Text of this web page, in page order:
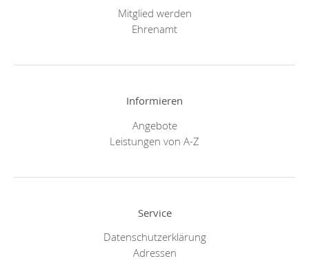
Mitglied werden
Ehrenamt
Informieren
Angebote
Leistungen von A-Z
Service
Datenschutzerklärung
Adressen